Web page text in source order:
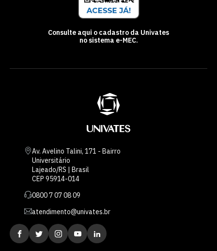
Consulte aqui o cadastro da Univates
no sistema e-MEC.
Av. Avelino Talini, 171 - Bairro
Universitário
Lajeado/RS | Brasil
CEP 95914-014
0800 7 07 08 09
atendimento@univates.br